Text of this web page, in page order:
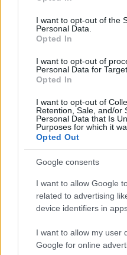
use your data for below
consent section.
I want to opt-out of the
Personal Data.
Opted In
I want to opt-out of
Personal Data for
Opted In
I want to opt-out of
Retention, Sale, and/or
Personal Data that Is
Purposes for which it
Opted Out
Google consents
I want to allow Google
related to advertising
device identifiers in
I want to allow my user
Google for online
Ilyen lehet a jövő F1-es